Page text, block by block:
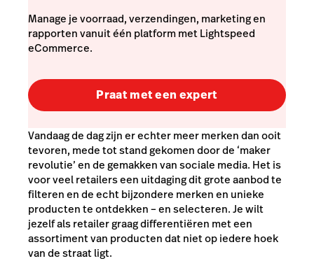
Manage je voorraad, verzendingen, marketing en
rapporten vanuit één platform met Lightspeed
eCommerce.
Praat met een expert
Vandaag de dag zijn er echter meer merken dan ooit
tevoren, mede tot stand gekomen door de ‘maker
revolutie’ en de gemakken van sociale media. Het is
voor veel retailers een uitdaging dit grote aanbod te
filteren en de echt bijzondere merken en unieke
producten te ontdekken – en selecteren. Je wilt
jezelf als retailer graag differentiëren met een
assortiment van producten dat niet op iedere hoek
van de straat ligt.